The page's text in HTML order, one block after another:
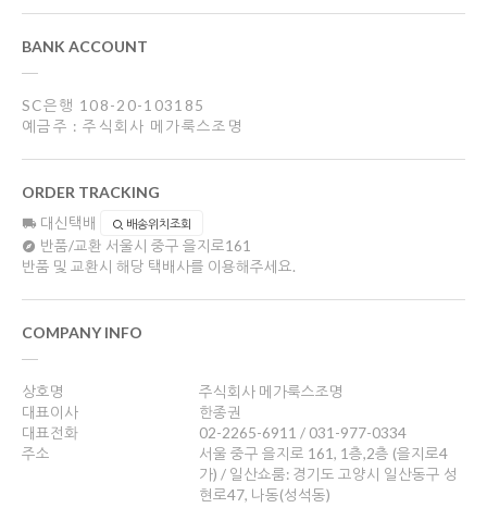
BANK ACCOUNT
SC은행 108-20-103185
예금주 : 주식회사 메가룩스조명
ORDER TRACKING
대신택배 배송위치조회
반품/교환 서울시 중구 을지로161
반품 및 교환시 해당 택배사를 이용해주세요.
COMPANY INFO
상호명
주식회사 메가룩스조명
대표이사
한종권
대표전화
02-2265-6911 / 031-977-0334
주소
서울 중구 을지로 161, 1층,2층 (을지로4
가) / 일산쇼룸: 경기도 고양시 일산동구 성
현로47, 나동(성석동)